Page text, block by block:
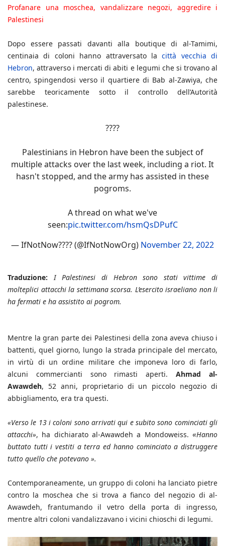
Profanare una moschea, vandalizzare negozi, aggredire i
Palestinesi
Dopo essere passati davanti alla boutique di al-Tamimi,
centinaia di coloni hanno attraversato lacittà vecchia di
Hebron, attraverso i mercati di abiti e legumi che si trovano al
centro, spingendosi verso il quartiere di Bab al-Zawiya, che
sarebbe teoricamente sotto il controllo dell’Autorità
palestinese.
????
Palestinians in Hebron have been the subject of
multiple attacks over the last week, including a riot. It
hasn't stopped, and the army has assisted in these
pogroms.
A thread on what we've
seen:pic.twitter.com/hsmQsDPufC
— IfNotNow???? (@IfNotNowOrg) November 22, 2022
Traduzione:
I Palestinesi di Hebron sono stati vittime di
molteplici attacchi la settimana scorsa. L’esercito israeliano non li
ha fermati e ha assistito ai pogrom.
Mentre la gran parte dei Palestinesi della zona aveva chiuso i
battenti, quel giorno, lungo la strada principale del mercato,
in virtù di un ordine militare che imponeva loro di farlo,
alcuni commercianti sono rimasti aperti.Ahmad al-
Awawdeh, 52 anni, proprietario di un piccolo negozio di
abbigliamento, era tra questi.
«Verso le 13 i coloni sono arrivati qui e subito sono cominciati gli
attacchi», ha dichiarato al-Awawdeh a Mondoweiss. «Hanno
buttato tutti i vestiti a terra ed hanno cominciato a distruggere
tutto quello che potevano ».
Contemporaneamente, un gruppo di coloni ha lanciato pietre
contro la moschea che si trova a fianco del negozio di al-
Awawdeh, frantumando il vetro della porta di ingresso,
mentre altri coloni vandalizzavano i vicini chioschi di legumi.